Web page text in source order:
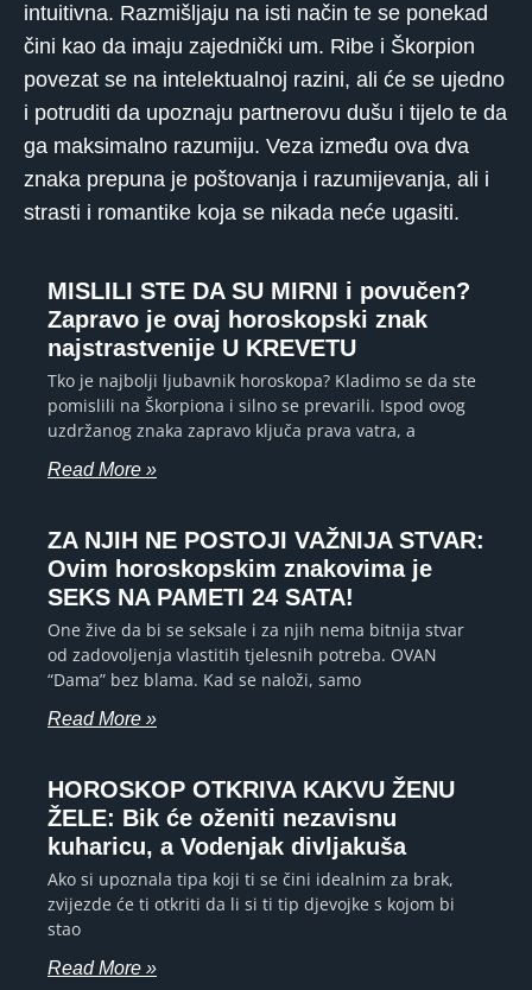
intuitivna. Razmišljaju na isti način te se ponekad
čini kao da imaju zajednički um. Ribe i Škorpion
povezat se na intelektualnoj razini, ali će se ujedno
i potruditi da upoznaju partnerovu dušu i tijelo te da
ga maksimalno razumiju. Veza između ova dva
znaka prepuna je poštovanja i razumijevanja, ali i
strasti i romantike koja se nikada neće ugasiti.
MISLILI STE DA SU MIRNI i povučen?
Zapravo je ovaj horoskopski znak
najstrastvenije U KREVETU
Tko je najbolji ljubavnik horoskopa? Kladimo se da ste
pomislili na Škorpiona i silno se prevarili. Ispod ovog
uzdržanog znaka zapravo ključa prava vatra, a
Read More »
ZA NJIH NE POSTOJI VAŽNIJA STVAR:
Ovim horoskopskim znakovima je
SEKS NA PAMETI 24 SATA!
One žive da bi se seksale i za njih nema bitnija stvar
od zadovoljenja vlastitih tjelesnih potreba. OVAN
“Dama” bez blama. Kad se naloži, samo
Read More »
HOROSKOP OTKRIVA KAKVU ŽENU
ŽELE: Bik će oženiti nezavisnu
kuharicu, a Vodenjak divljakuša
Ako si upoznala tipa koji ti se čini idealnim za brak,
zvijezde će ti otkriti da li si ti tip djevojke s kojom bi
stao
Read More »